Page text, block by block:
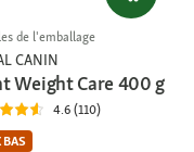
de l'emballage
CANIN
Weight Care 400 g
4.6 (110)
BAS